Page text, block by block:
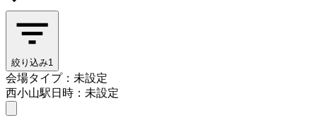
絞り込み1
会場タイプ：未設定
西小山駅日時：未設定